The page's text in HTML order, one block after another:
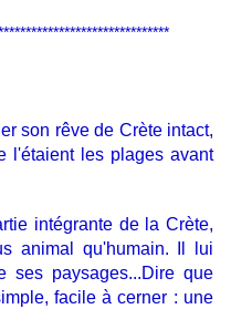
son rêve de Crète intact,
l'étaient les plages avant
intégrante de la Crète,
animal qu'humain. Il lui
ses paysages...Dire que
facile à cerner : une